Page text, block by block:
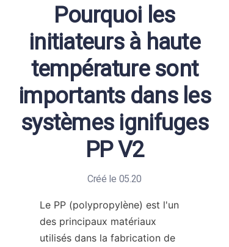
Pourquoi les
initiateurs à haute
température sont
importants dans les
systèmes ignifuges
PP V2
Créé le 05.20
Le PP (polypropylène) est l'un
des principaux matériaux
utilisés dans la fabrication de
Contactez-nous